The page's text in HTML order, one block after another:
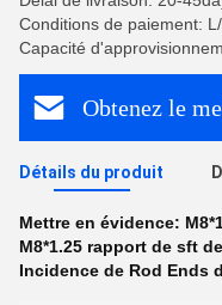
Conditions de paiement:
Capacité
Obtenez le
Détails du produit
Mettre en évidence:
M8*1.25 rapport de sft
Incidence de Rod Ends